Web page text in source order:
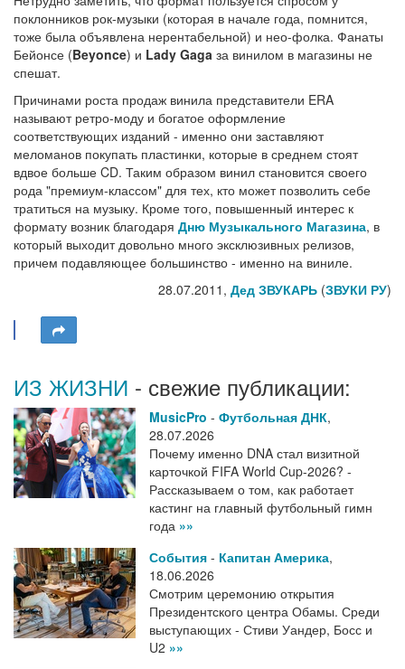
поклонников рок-музыки (которая в начале года, помнится,
тоже была объявлена нерентабельной) и нео-фолка. Фанаты
Бейонсе (Beyonce) и Lady Gaga за винилом в магазины не
спешат.
Причинами роста продаж винила представители ERA
называют ретро-моду и богатое оформление
соответствующих изданий - именно они заставляют
меломанов покупать пластинки, которые в среднем стоят
вдвое больше CD. Таким образом винил становится своего
рода "премиум-классом" для тех, кто может позволить себе
тратиться на музыку. Кроме того, повышенный интерес к
формату возник благодаря Дню Музыкального Магазина, в
который выходит довольно много эксклюзивных релизов,
причем подавляющее большинство - именно на виниле.
28.07.2011, Дед ЗВУКАРЬ (ЗВУКИ РУ)
ИЗ ЖИЗНИ - свежие публикации:
MusicPro - Футбольная ДНК,
28.07.2026
Почему именно DNA стал визитной
карточкой FIFA World Cup-2026? -
Рассказываем о том, как работает
кастинг на главный футбольный гимн
года »»
События - Капитан Америка,
18.06.2026
Смотрим церемонию открытия
Президентского центра Обамы. Среди
выступающих - Стиви Уандер, Босс и
U2 »»